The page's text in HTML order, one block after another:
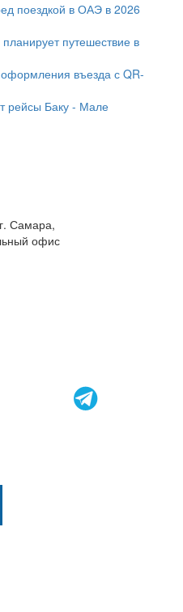
поездкой в ОАЭ в 2026
путешествие в
въезда с QR-
рейсы Баку - Мале
Самара,
офис